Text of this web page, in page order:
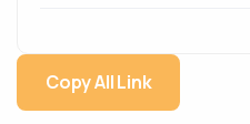
Copy All Link